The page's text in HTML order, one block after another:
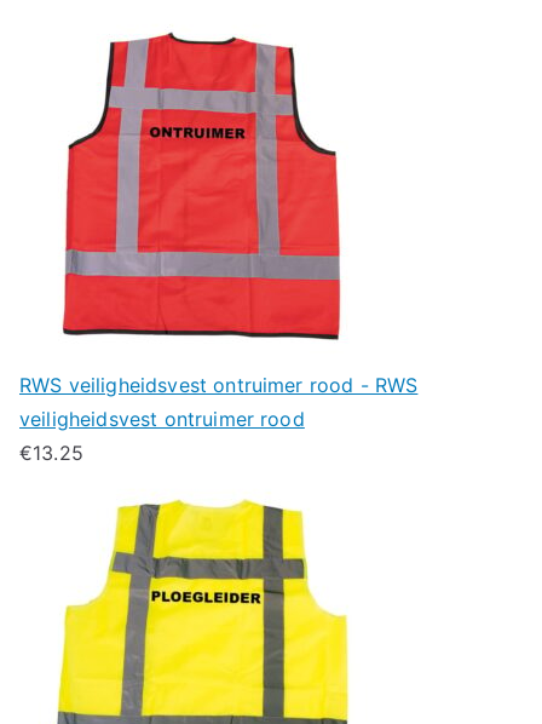
RWS veiligheidsvest ontruimer rood - RWS
veiligheidsvest ontruimer rood
€13.25